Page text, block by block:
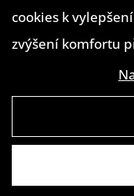
Školní jídelna
cookies k
zvýšení komfortu